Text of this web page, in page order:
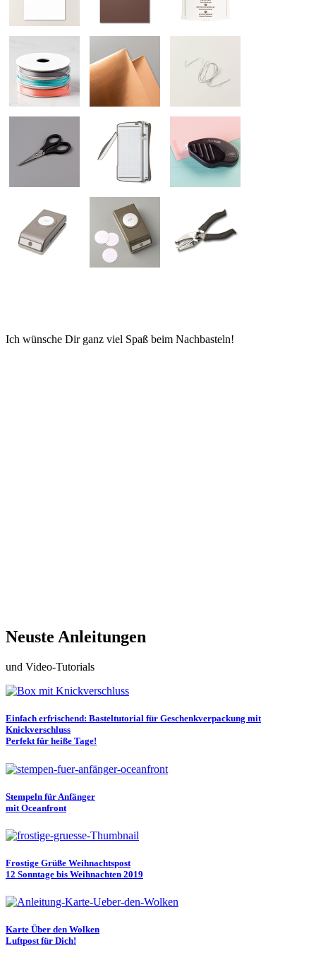
Ich wünsche Dir ganz viel Spaß beim Nachbasteln!
Neuste Anleitungen
und Video-Tutorials
Einfach erfrischend: Basteltutorial für Geschenkverpackung mit
Knickverschluss
Perfekt für heiße Tage!
Stempeln für Anfänger
mit Oceanfront
Frostige Grüße Weihnachtspost
12 Sonntage bis Weihnachten 2019
Karte Über den Wolken
Luftpost für Dich!